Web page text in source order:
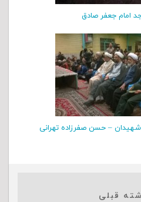
امام جعفر صادق
– حسن صفرزاده تهرانی
قبلی